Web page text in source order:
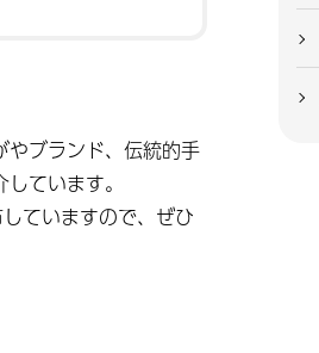
やブランド、伝統的手
ています。
ていますので、ぜひ